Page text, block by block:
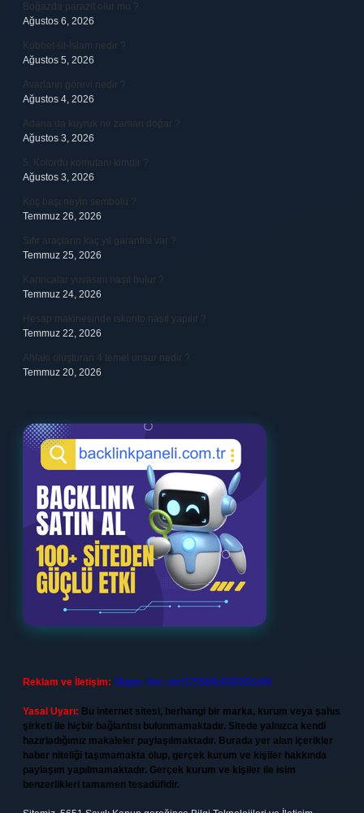
Boğazda parazit olur mu ?
Ağustos 6, 2026
Kubbet-ül-İslam nedir ?
Ağustos 5, 2026
Avarların görevi nedir ?
Ağustos 4, 2026
Adana’da kuyruk ne zaman doğar ?
Ağustos 3, 2026
5. Kolordu komutanı kimdir ?
Ağustos 3, 2026
Koç başı neyin sembolü ?
Temmuz 26, 2026
Sıfır araçların kaç yıl garantisi var ?
Temmuz 25, 2026
Karıncalar yuvasını nasıl bulur ?
Temmuz 24, 2026
Hesap makinesinde iskonto nasıl yapılır ?
Temmuz 22, 2026
Ahlaki oluşturan 4 temel unsur nedir ?
Temmuz 20, 2026
Reklam ve İletişim: Skype: live:.cid.575569c608265c69
Yasal Uyarı: Bu internet sitesi, herhangi bir marka, kurum veya şahıs
şirketi ile hiçbir bağlantısı bulunmamaktadır. Sitede yalnızca kendi
hazırladığımız makaleler paylaşılmaktadır. Burada yer alan içerikler
haber niteliği taşımamakta olup, gerçek kurum ve kişiler hakkında
paylaşım yapılmamaktadır. Gerçek kurum ve kişiler ile isim
benzerlikleri tamamen tesadüfidir.